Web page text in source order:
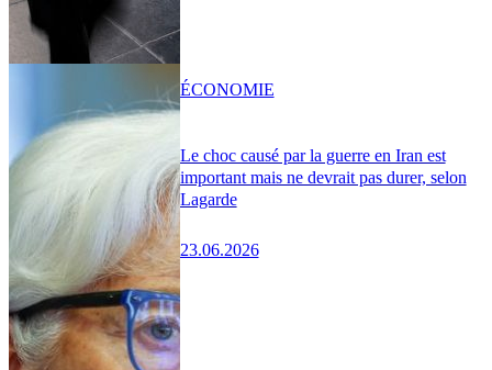
Le choc causé par la guerre en Iran est
important mais ne devrait pas durer, selon
Lagarde
23.06.2026
ÉCONOMIE